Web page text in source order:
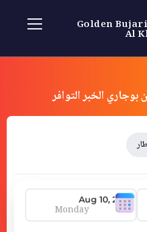
Golden
Al
الخبر التوافر
Monday